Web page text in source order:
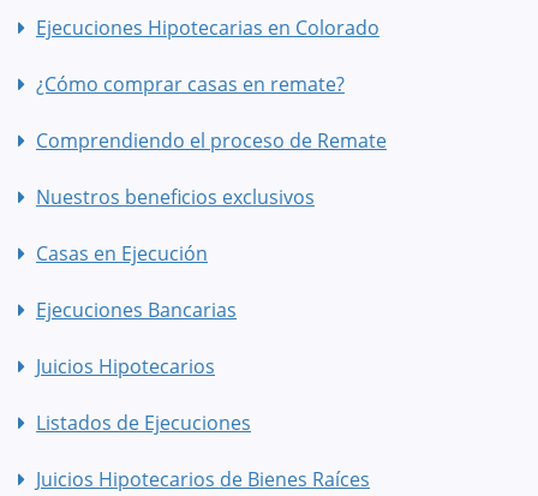
Ejecuciones Hipotecarias en Colorado
¿Cómo comprar casas en remate?
Comprendiendo el proceso de Remate
Nuestros beneficios exclusivos
Casas en Ejecución
Ejecuciones Bancarias
Juicios Hipotecarios
Listados de Ejecuciones
Juicios Hipotecarios de Bienes Raíces